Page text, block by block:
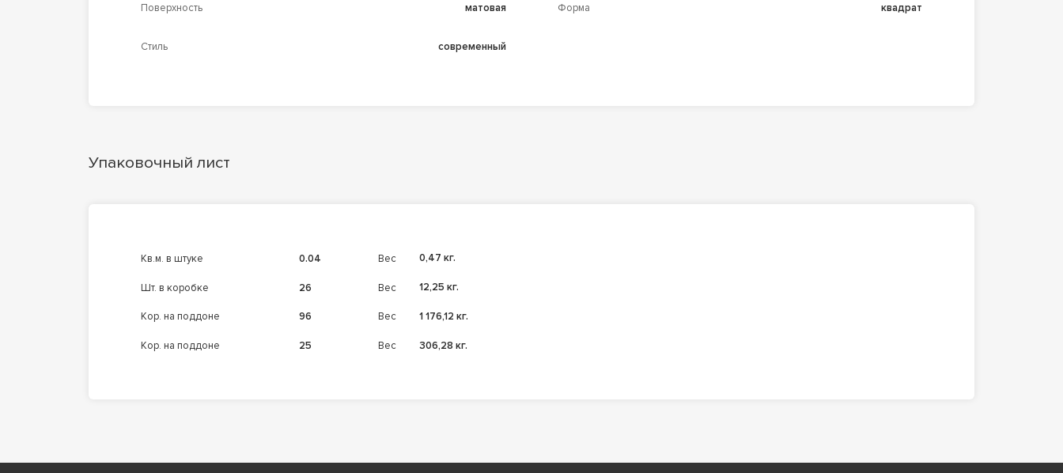
Поверхность матовая Форма квадрат
Стиль современный
Упаковочный лист
кв.м. в штуке 0.04 Вес 0,47 кг.
шт. в коробке 26 Вес 12,25 кг.
кор. на поддоне 96 Вес 1 176,12 кг.
кор. на поддоне 25 Вес 306,28 кг.